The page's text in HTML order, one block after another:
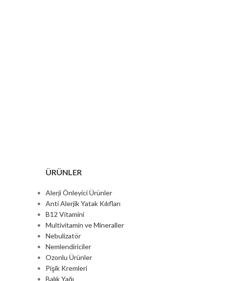
ÜRÜNLER
Alerji Önleyici Ürünler
Anti Alerjik Yatak Kılıfları
B12 Vitamini
Multivitamin ve Mineraller
Nebulizatör
Nemlendiriciler
Ozonlu Ürünler
Pişik Kremleri
Balık Yağı